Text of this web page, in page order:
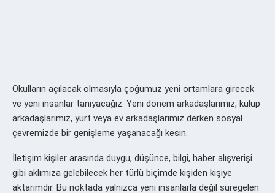
Okulların açılacak olmasıyla çoğumuz yeni ortamlara girecek
ve yeni insanlar tanıyacağız. Yeni dönem arkadaşlarımız, kulüp
arkadaşlarımız, yurt veya ev arkadaşlarımız derken sosyal
çevremizde bir genişleme yaşanacağı kesin.
İletişim kişiler arasında duygu, düşünce, bilgi, haber alışverişi
gibi aklımıza gelebilecek her türlü biçimde kişiden kişiye
aktarımdır. Bu noktada yalnızca yeni insanlarla değil süregelen